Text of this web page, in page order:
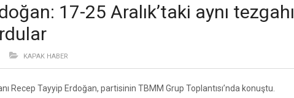
17-25 Aralık’taki aynı tezgahı
KAPAK HABER
Recep Tayyip Erdoğan, partisinin TBMM Grup Toplantısı’nda konuştu.